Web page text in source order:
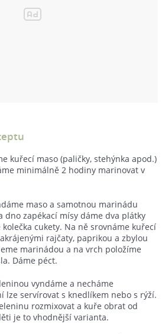
kuřecí maso (paličky, stehýnka apod.)
minimálně 2 hodiny marinovat v
maso a samotnou marinádu
dno zapékací mísy dáme dva plátky
kolečka cukety. Na ně srovnáme kuřecí
rajčaty, paprikou a zbylou
marinádou a na vrch položíme
Dáme péct.
vyndáme a necháme
lze servírovat s knedlíkem nebo s rýží.
rozmixovat a kuře obrat od
je to vhodnější varianta.